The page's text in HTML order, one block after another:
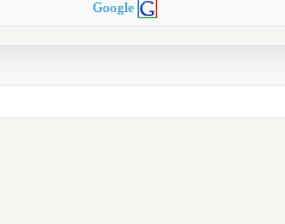
Google